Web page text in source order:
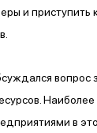
и приступить
вопрос
в